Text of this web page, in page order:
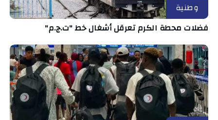
وطنية
فضلات محطة الكرم تعرقل أشغال خط "ت.ج.م"